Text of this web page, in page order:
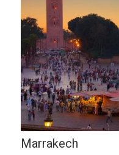
Marrakech